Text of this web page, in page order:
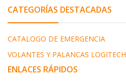
CATEGORÍAS DESTACADAS
CATALOGO DE EMERGENCIA
VOLANTES Y PALANCAS LOGITECH
ENLACES RÁPIDOS